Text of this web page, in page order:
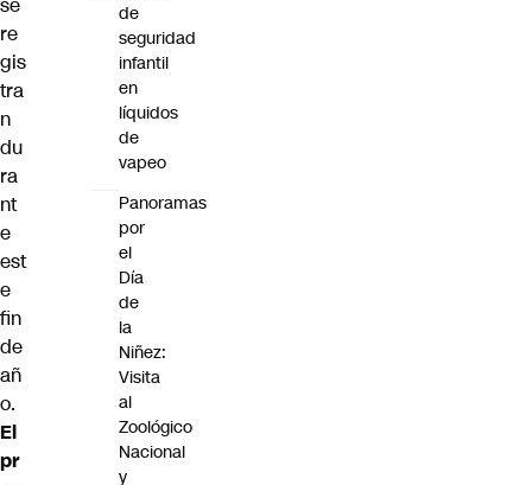
re
gis
tra
n
du
ra
nt
e
est
e
fin
de
añ
o.
El
pr
de
seguridad
infantil
en
líquidos
de
vapeo
Panoramas
por
el
Día
de
la
Niñez:
Visita
al
Zoológico
Nacional
y